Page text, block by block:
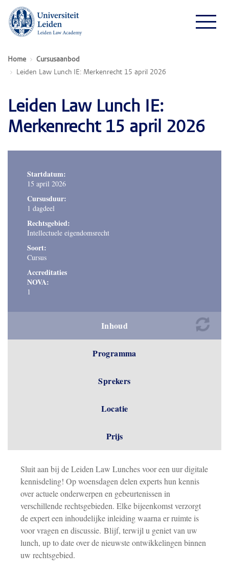
Home
Cursusaanbod
Leiden Law Lunch IE: Merkenrecht 15 april 2026
Leiden Law Lunch IE:
Merkenrecht 15 april 2026
Startdatum:
15 april 2026
Cursusduur:
1 dagdeel
Rechtsgebied:
Intellectuele eigendomsrecht
Soort:
Cursus
Accreditaties
NOVA:
1
Inhoud
Programma
Sprekers
Locatie
Prijs
Sluit aan bij de Leiden Law Lunches voor een uur digitale
kennisdeling! Op woensdagen delen experts hun kennis
over actuele onderwerpen en gebeurtenissen in
verschillende rechtsgebieden. Elke bijeenkomst verzorgt
de expert een inhoudelijke inleiding waarna er ruimte is
voor vragen en discussie. Blijf, terwijl u geniet van uw
lunch, up to date over de nieuwste ontwikkelingen binnen
uw rechtsgebied.